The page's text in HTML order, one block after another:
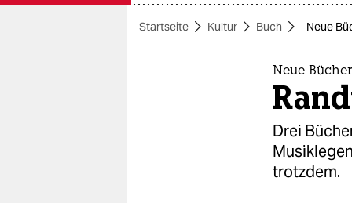
themen
Startseite Kultur Buch Neue
Neue
Drei
trotzdem.